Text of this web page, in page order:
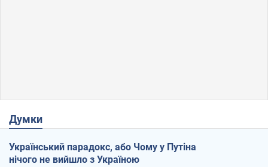
Думки
Український парадокс, або Чому у Путіна
нічого не вийшло з Україною